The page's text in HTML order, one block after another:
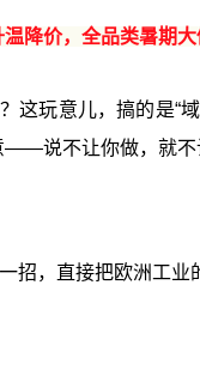
降价，全品类暑期
这玩意儿，搞的是“
——说不让你做，就不
招，直接把欧洲工业